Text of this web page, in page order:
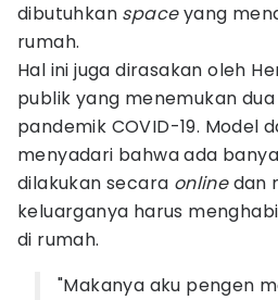
dibutuhkan spaceyang
rumah.
Hal ini juga dirasakan oleh
publik yang menemukan
pandemik COVID-19. Model
menyadari bahwa ada
dilakukan secara onlinedan
keluarganya harus
di rumah.
"Makanya aku pengen